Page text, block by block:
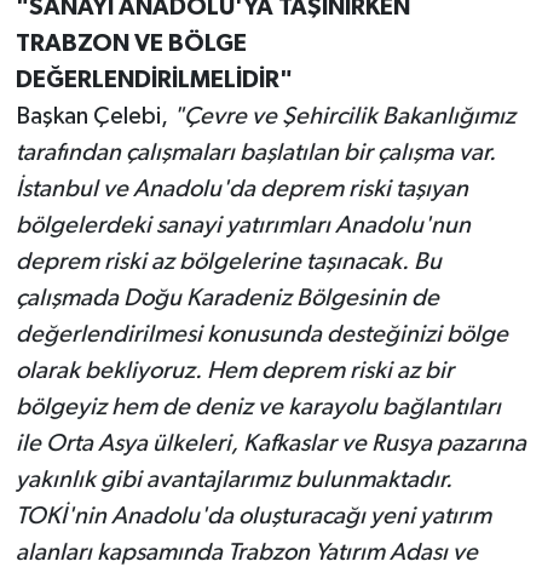
"SANAYİ ANADOLU'YA TAŞINIRKEN
TRABZON VE BÖLGE
DEĞERLENDİRİLMELİDİR"
Başkan Çelebi, "Çevre ve Şehircilik Bakanlığımız
tarafından çalışmaları başlatılan bir çalışma var.
İstanbul ve Anadolu'da deprem riski taşıyan
bölgelerdeki sanayi yatırımları Anadolu'nun
deprem riski az bölgelerine taşınacak. Bu
çalışmada Doğu Karadeniz Bölgesinin de
değerlendirilmesi konusunda desteğinizi bölge
olarak bekliyoruz. Hem deprem riski az bir
bölgeyiz hem de deniz ve karayolu bağlantıları
ile Orta Asya ülkeleri, Kafkaslar ve Rusya pazarına
yakınlık gibi avantajlarımız bulunmaktadır.
TOKİ'nin Anadolu'da oluşturacağı yeni yatırım
alanları kapsamında Trabzon Yatırım Adası ve